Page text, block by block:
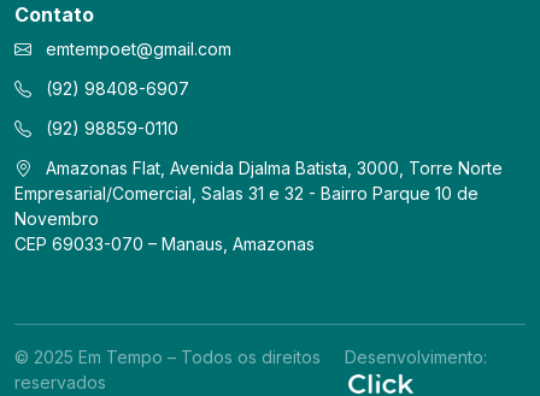
Contato
emtempoet@gmail.com
(92) 98408-6907
(92) 98859-0110
Amazonas Flat, Avenida Djalma Batista, 3000, Torre Norte
Empresarial/Comercial, Salas 31 e 32 - Bairro Parque 10 de
Novembro
CEP 69033-070 – Manaus, Amazonas
© 2025 Em Tempo – Todos os direitos
reservados
Desenvolvimento: